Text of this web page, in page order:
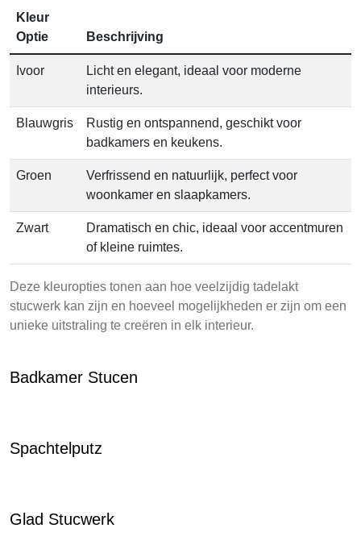
Kleur
Optie
Beschrijving
Ivoor
Licht en elegant, ideaal voor moderne
interieurs.
Blauwgris
Rustig en ontspannend, geschikt voor
badkamers en keukens.
Groen
Verfrissend en natuurlijk, perfect voor
woonkamer en slaapkamers.
Zwart
Dramatisch en chic, ideaal voor accentmuren
of kleine ruimtes.
Deze kleuropties tonen aan hoe veelzijdig tadelakt
stucwerk kan zijn en hoeveel mogelijkheden er zijn om een
unieke uitstraling te creëren in elk interieur.
Badkamer Stucen
Spachtelputz
Glad Stucwerk